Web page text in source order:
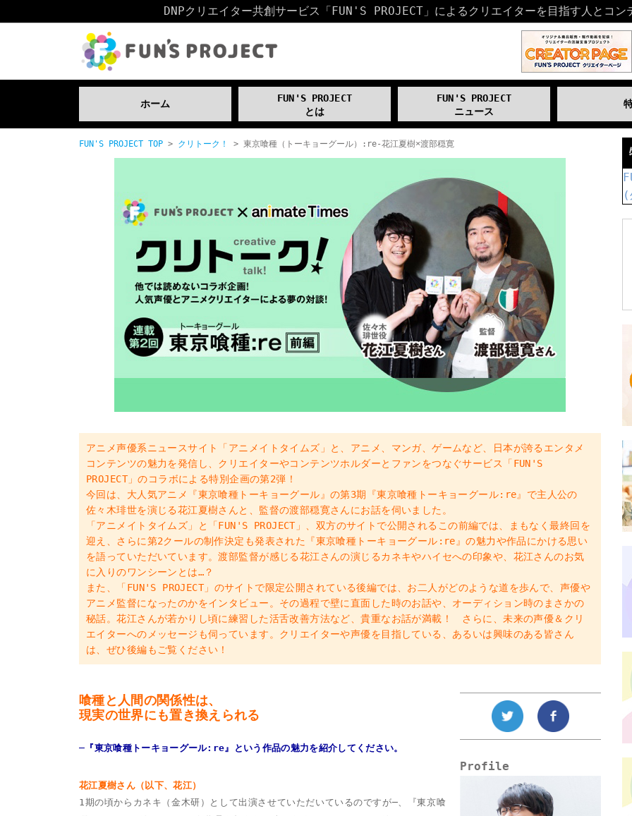
DNPクリエイター共創サービス「FUN'S PROJECT」による クリエイターを目指す人とコ
ホーム
FUN'S PROJECT
とは
FUN'S PROJECT
ニュース
FUN'S PROJECT TOP > クリトーク！ > 東京喰種（トーキョーグール）:re-花江夏樹×渡部穏寛
アニメ声優系ニュースサイト「アニメイトタイムズ」と、アニメ、マンガ、ゲームなど、日本が誇るエンタメ
コンテンツの魅力を発信し、クリエイターやコンテンツホルダーとファンをつなぐサービス「FUN'S
PROJECT」のコラボによる特別企画の第2弾！
今回は、大人気アニメ『東京喰種トーキョーグール』の第3期『東京喰種トーキョーグール:re』で主人公の
佐々木琲世を演じる花江夏樹さんと、監督の渡部穏寛さんにお話を伺いました。
「アニメイトタイムズ」と「FUN'S PROJECT」、双方のサイトで公開されるこの前編では、まもなく最終回を
迎え、さらに第2クールの制作決定も発表された『東京喰種トーキョーグール:re』の魅力や作品にかける思い
を語っていただいています。渡部監督が感じる花江さんの演じるカネキやハイセへの印象や、花江さんのお気
に入りのワンシーンとは…？
また、「FUN'S PROJECT」のサイトで限定公開されている後編では、お二人がどのような道を歩んで、声優や
アニメ監督になったのかをインタビュー。その過程で壁に直面した時のお話や、オーディション時のまさかの
秘話。花江さんが若かりし頃に練習した活舌改善方法など、貴重なお話が満載！ さらに、未来の声優＆クリ
エイターへのメッセージも伺っています。クリエイターや声優を目指している、あるいは興味のある皆さん
は、ぜひ後編もご覧ください！
Profile
喰種と人間の関係性は、
現実の世界にも置き換えられる
─『東京喰種トーキョーグール:re』という作品の魅力を紹介してください。
花江夏樹さん（以下、花江）
1期の頃からカネキ（金木研）として出演させていただいているのですが─、『東京喰
(